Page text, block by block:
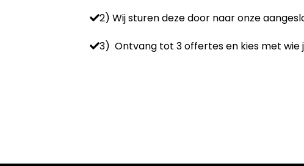
2) Wij sturen deze door naar onze
3) Ontvang tot 3 offertes en kies met wie